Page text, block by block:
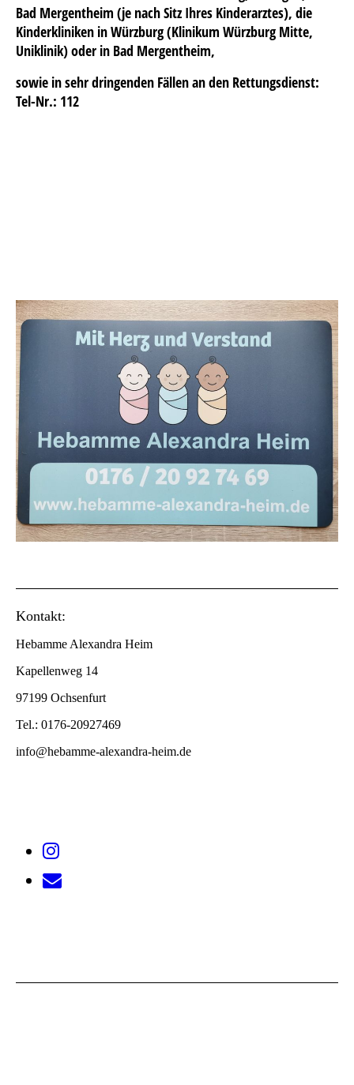
Bad Mergentheim (je nach Sitz Ihres Kinderarztes), die
Kinderkliniken in Würzburg (Klinikum Würzburg Mitte,
Uniklinik) oder in Bad Mergentheim,
sowie in sehr dringenden Fällen an den Rettungsdienst:
Tel-Nr.: 112
Kontakt:
Hebamme Alexandra Heim
Kapellenweg 14
97199 Ochsenfurt
Tel.: 0176-20927469
info@hebamme-alexandra-heim.de